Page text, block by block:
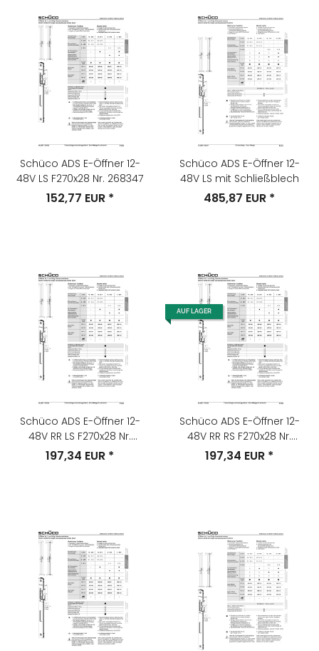
Schüco ADS E-Öffner 12-
48V LS F270x28 Nr. 268347
152,77 EUR *
Schüco ADS E-Öffner 12-
48V LS mit Schließblech
485,87 EUR *
Schüco ADS E-Öffner 12-
48V RR LS F270x28 Nr.
268349
197,34 EUR *
AUF LAGER
Schüco ADS E-Öffner 12-
48V RR RS F270x28 Nr.
268348
197,34 EUR *